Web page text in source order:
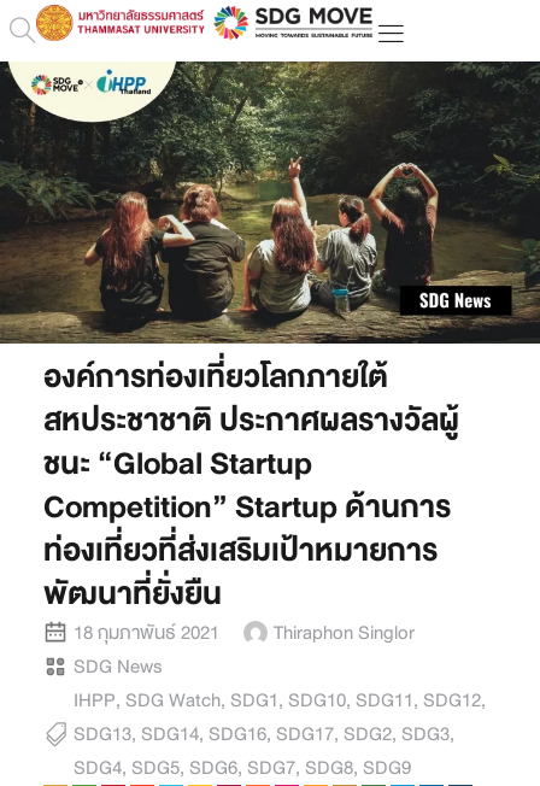
องค์การท่องเที่ยวโลกภายใต้
สหประชาชาติ ประกาศผลรางวัลผู้
ชนะ “Global Startup
Competition” Startup ด้านการ
ท่องเที่ยวที่ส่งเสริมเป้าหมายการ
พัฒนาที่ยั่งยืน
18 กุมภาพันธ์ 2021
Thiraphon Singlor
SDG News
IHPP, SDG Watch, SDG1, SDG10, SDG11, SDG12,
SDG13, SDG14, SDG16, SDG17, SDG2, SDG3,
SDG4, SDG5, SDG6, SDG7, SDG8, SDG9